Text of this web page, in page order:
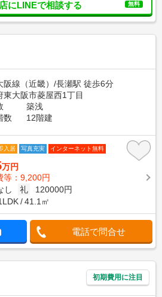
にLINEで相談する 無料
阪線（近畿）/長瀬駅 徒歩6分
東大阪市菱屋西1丁目
築浅
数
12階建
入居 写真充実 インターネット無料
万円
等：9,200円
し 礼
120000円
41.1㎡
電話で問合せ
初期費用に注目